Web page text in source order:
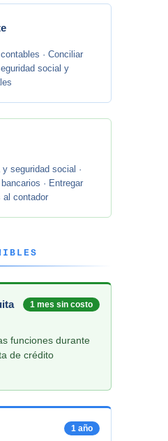
· Conciliar
social y
seguridad social ·
· Entregar
al contador
1 mes sin costo
funciones durante
de crédito
1 año